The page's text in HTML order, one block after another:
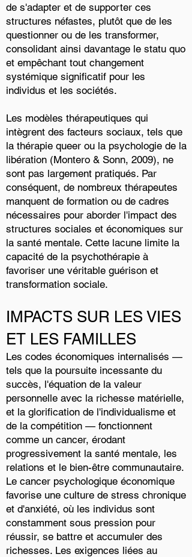
de s'adapter et de supporter ces
structures néfastes, plutôt que de les
questionner ou de les transformer,
consolidant ainsi davantage le statu quo
et empêchant tout changement
systémique significatif pour les
individus et les sociétés.
Les modèles thérapeutiques qui
intègrent des facteurs sociaux, tels que
la thérapie queer ou la psychologie de la
libération (Montero & Sonn, 2009), ne
sont pas largement pratiqués. Par
conséquent, de nombreux thérapeutes
manquent de formation ou de cadres
nécessaires pour aborder l'impact des
structures sociales et économiques sur
la santé mentale. Cette lacune limite la
capacité de la psychothérapie à
favoriser une véritable guérison et
transformation sociale.
IMPACTS SUR LES VIES
ET LES FAMILLES
Les codes économiques internalisés —
tels que la poursuite incessante du
succès, l'équation de la valeur
personnelle avec la richesse matérielle,
et la glorification de l'individualisme et
de la compétition — fonctionnent
comme un cancer, érodant
progressivement la santé mentale, les
relations et le bien-être communautaire.
Le cancer psychologique économique
favorise une culture de stress chronique
et d'anxiété, où les individus sont
constamment sous pression pour
réussir, se battre et accumuler des
richesses. Les exigences liées au